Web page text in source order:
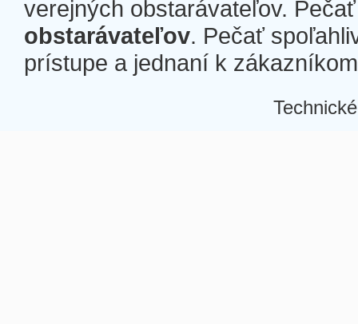
verejných obstarávateľov.
obstarávateľov. Pečať
prístupe a jednaní k